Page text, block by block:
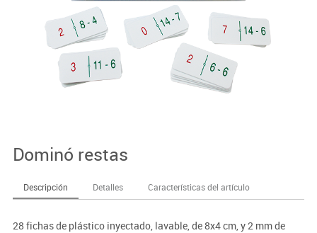
Dominó restas
Descripción Detalles Características del artículo
28 fichas de plástico inyectado, lavable, de 8x4 cm, y 2 mm de